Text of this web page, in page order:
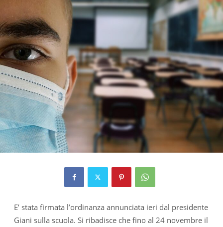
E’ stata firmata l’ordinanza annunciata ieri dal presidente
Giani sulla scuola. Si ribadisce che fino al 24 novembre il